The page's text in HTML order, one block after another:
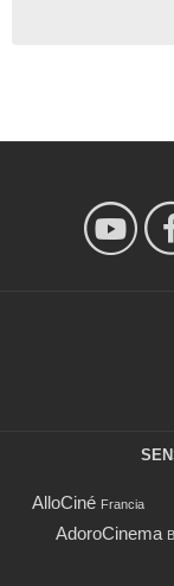
AlloCiné Francia
AdoroCinema